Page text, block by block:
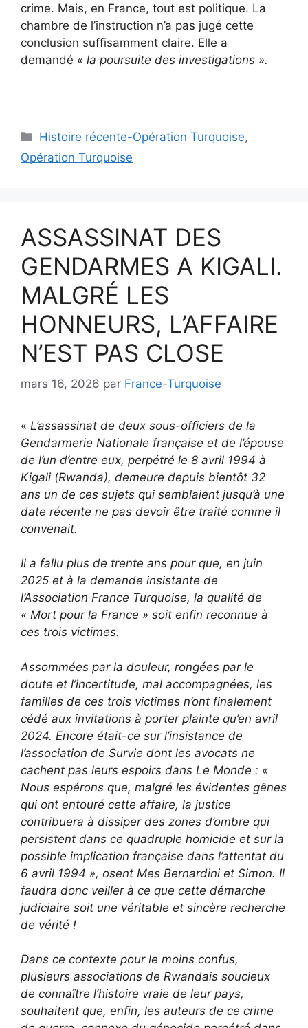
crime. Mais, en France, tout est politique. La
chambre de l’instruction n’a pas jugé cette
conclusion suffisamment claire. Elle a
demandé « la poursuite des investigations ».
Catégories
Histoire récente-Opération Turquoise,
Opération Turquoise
ASSASSINAT DES
GENDARMES A KIGALI.
MALGRÉ LES
HONNEURS, L’AFFAIRE
N’EST PAS CLOSE
mars 16, 2026 par France-Turquoise
« L’assassinat de deux sous-officiers de la
Gendarmerie Nationale française et de l’épouse
de l’un d’entre eux, perpétré le 8 avril 1994 à
Kigali (Rwanda), demeure depuis bientôt 32
ans un de ces sujets qui semblaient jusqu’à une
date récente ne pas devoir être traité comme il
convenait.
Il a fallu plus de trente ans pour que, en juin
2025 et à la demande insistante de
l’Association France Turquoise, la qualité de
« Mort pour la France » soit enfin reconnue à
ces trois victimes.
Assommées par la douleur, rongées par le
doute et l’incertitude, mal accompagnées, les
familles de ces trois victimes n’ont finalement
cédé aux invitations à porter plainte qu’en avril
2024. Encore était-ce sur l’insistance de
l’association de Survie dont les avocats ne
cachent pas leurs espoirs dans Le Monde : «
Nous espérons que, malgré les évidentes gênes
qui ont entouré cette affaire, la justice
contribuera à dissiper des zones d’ombre qui
persistent dans ce quadruple homicide et sur la
possible implication française dans l’attentat du
6 avril 1994 », osent Mes Bernardini et Simon. Il
faudra donc veiller à ce que cette démarche
judiciaire soit une véritable et sincère recherche
de vérité !
Dans ce contexte pour le moins confus,
plusieurs associations de Rwandais soucieux
de connaître l’histoire vraie de leur pays,
souhaitent que, enfin, les auteurs de ce crime